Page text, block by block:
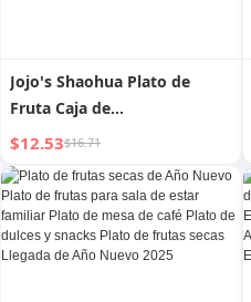
Jojo's Shaohua Plato de
Fruta Caja de
Almacenamiento de Snacks
| Plato de Caramelos para el
Hogar en la Sala de Estar
$12.53$16.71